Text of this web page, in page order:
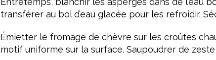
transférer au bol d’eau glacée pour les refroidir.
Émietter le fromage de chèvre sur les croûtes
motif uniforme sur la surface. Saupoudrer de